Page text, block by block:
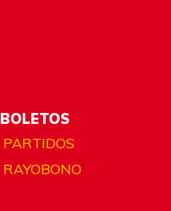
BOLETOS
PARTIDOS
RAYOBONO